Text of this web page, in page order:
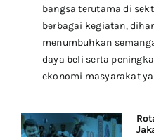
bangsa terutama di
berbagai kegiatan,
menumbuhkan
daya beli serta
ekonomi masyarakat